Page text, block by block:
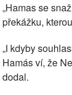
„Hamas se
překážku,
„I kdyby
Hamás ví, že
dodal.